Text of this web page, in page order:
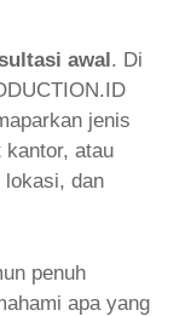
awal . Di
jenis
kantor, atau
lokasi, dan
penuh
apa yang